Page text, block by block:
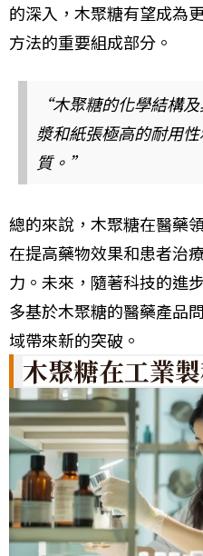
的深入，木聚糖有望成為
方法的重要組成部分。
“木聚糖的化學結構
漿和紙張極高的耐用
質。”
總的來說，木聚糖在醫藥
在提高藥物效果和患者治
力。未來，隨著科技的進
多基於木聚糖的醫藥產品
域帶來新的突破。
木聚糖在工業